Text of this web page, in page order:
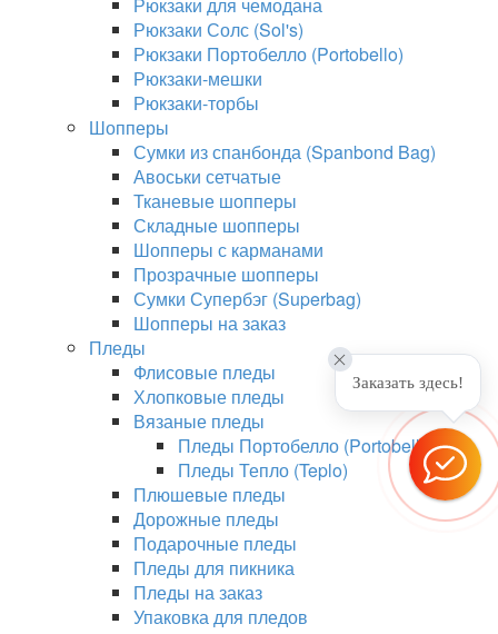
Рюкзаки Солс (Sol's)
Рюкзаки Портобелло (Portobello)
Рюкзаки-мешки
Рюкзаки-торбы
Шопперы
Сумки из спанбонда (Spanbond Bag)
Авоськи сетчатые
Тканевые шопперы
Складные шопперы
Шопперы с карманами
Прозрачные шопперы
Сумки Супербэг (Superbag)
Шопперы на заказ
Пледы
Флисовые пледы
Хлопковые пледы
Вязаные пледы
Пледы Портобелло (Portobello)
Пледы Тепло (Teplo)
Плюшевые пледы
Дорожные пледы
Подарочные пледы
Пледы для пикника
Пледы на заказ
Упаковка для пледов
Заказать здесь!